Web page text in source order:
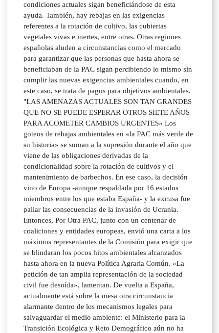
condiciones actuales sigan beneficiándose de esta
ayuda. También, hay rebajas en las exigencias
referentes a la rotación de cultivo, las cubiertas
vegetales vivas e inertes, entre otras. Otras regiones
españolas aluden a circunstancias como el mercado
para garantizar que las personas que hasta ahora se
beneficiaban de la PAC sigan percibiendo lo mismo sin
cumplir las nuevas exigencias ambientales cuando, en
este caso, se trata de pagos para objetivos ambientales.
"LAS AMENAZAS ACTUALES SON TAN GRANDES
QUE NO SE PUEDE ESPERAR OTROS SIETE AÑOS
PARA ACOMETER CAMBIOS URGENTES» Los
goteos de rebajas ambientales en «la PAC más verde de
su historia» se suman a la supresión durante el año que
viene de las obligaciones derivadas de la
condicionalidad sobre la rotación de cultivos y el
mantenimiento de barbechos. En ese caso, la decisión
vino de Europa -aunque respaldada por 16 estados
miembros entre los que estaba España- y la excusa fue
paliar las consecuencias de la invasión de Ucrania.
Entonces, Por Otra PAC, junto con un centenar de
coaliciones y entidades europeas, envió una carta a los
máximos representantes de la Comisión para exigir que
se blindaran los pocos hitos ambientales alcanzados
hasta ahora en la nueva Política Agraria Común. «La
petición de tan amplia representación de la sociedad
civil fue desoída», lamentan. De vuelta a España,
actualmente está sobre la mesa otra circunstancia
alarmante dentro de los mecanismos legales para
salvaguardar el medio ambiente: el Ministerio para la
Transición Ecológica y Reto Demográfico aún no ha